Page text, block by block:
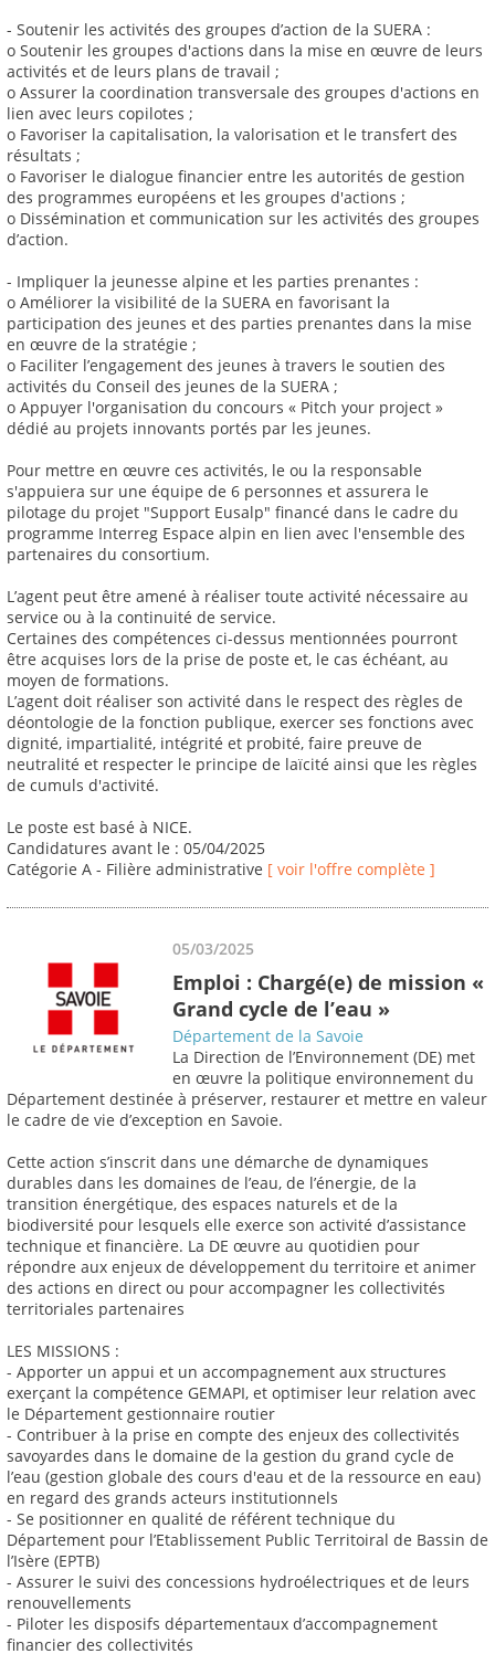
- Soutenir les activités des groupes d’action de la SUERA :
o Soutenir les groupes d'actions dans la mise en œuvre de leurs
activités et de leurs plans de travail ;
o Assurer la coordination transversale des groupes d'actions en
lien avec leurs copilotes ;
o Favoriser la capitalisation, la valorisation et le transfert des
résultats ;
o Favoriser le dialogue financier entre les autorités de gestion
des programmes européens et les groupes d'actions ;
o Dissémination et communication sur les activités des groupes
d’action.
- Impliquer la jeunesse alpine et les parties prenantes :
o Améliorer la visibilité de la SUERA en favorisant la
participation des jeunes et des parties prenantes dans la mise
en œuvre de la stratégie ;
o Faciliter l’engagement des jeunes à travers le soutien des
activités du Conseil des jeunes de la SUERA ;
o Appuyer l'organisation du concours « Pitch your project »
dédié au projets innovants portés par les jeunes.
Pour mettre en œuvre ces activités, le ou la responsable
s'appuiera sur une équipe de 6 personnes et assurera le
pilotage du projet "Support Eusalp" financé dans le cadre du
programme Interreg Espace alpin en lien avec l'ensemble des
partenaires du consortium.
L’agent peut être amené à réaliser toute activité nécessaire au
service ou à la continuité de service.
Certaines des compétences ci-dessus mentionnées pourront
être acquises lors de la prise de poste et, le cas échéant, au
moyen de formations.
L’agent doit réaliser son activité dans le respect des règles de
déontologie de la fonction publique, exercer ses fonctions avec
dignité, impartialité, intégrité et probité, faire preuve de
neutralité et respecter le principe de laïcité ainsi que les règles
de cumuls d'activité.
Le poste est basé à NICE.
Candidatures avant le : 05/04/2025
Catégorie A - Filière administrative [ voir l'offre complète ]
05/03/2025
Emploi : Chargé(e) de mission «
Grand cycle de l’eau »
Département de la Savoie
La Direction de l’Environnement (DE) met
en œuvre la politique environnement du
Département destinée à préserver, restaurer et mettre en valeur
le cadre de vie d’exception en Savoie.
Cette action s’inscrit dans une démarche de dynamiques
durables dans les domaines de l’eau, de l’énergie, de la
transition énergétique, des espaces naturels et de la
biodiversité pour lesquels elle exerce son activité d’assistance
technique et financière. La DE œuvre au quotidien pour
répondre aux enjeux de développement du territoire et animer
des actions en direct ou pour accompagner les collectivités
territoriales partenaires
LES MISSIONS :
- Apporter un appui et un accompagnement aux structures
exerçant la compétence GEMAPI, et optimiser leur relation avec
le Département gestionnaire routier
- Contribuer à la prise en compte des enjeux des collectivités
savoyardes dans le domaine de la gestion du grand cycle de
l’eau (gestion globale des cours d'eau et de la ressource en eau)
en regard des grands acteurs institutionnels
- Se positionner en qualité de référent technique du
Département pour l’Etablissement Public Territoiral de Bassin de
l’Isère (EPTB)
- Assurer le suivi des concessions hydroélectriques et de leurs
renouvellements
- Piloter les disposifs départementaux d’accompagnement
financier des collectivités